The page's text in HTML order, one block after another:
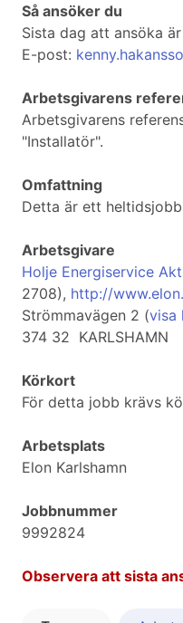
Så ansöker du
Sista dag att ansöka
E-post:
Arbetsgivarens
Arbetsgivarens
"Installatör".
Omfattning
Detta är ett
Arbetsgivare
Holje Energiservice
2708), http://
Strömmavägen 2 (visa
374 32 KARLSHAMN
Körkort
För detta jobb krävs
Arbetsplats
Elon Karlshamn
Jobbnummer
9992824
Observera att sista